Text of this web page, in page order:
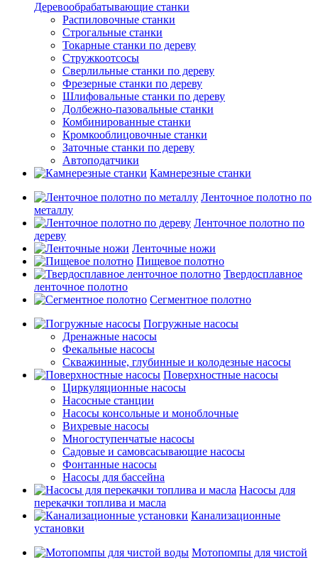
Деревообрабатывающие станки
Распиловочные станки
Строгальные станки
Токарные станки по дереву
Стружкоотсосы
Сверлильные станки по дереву
Фрезерные станки по дереву
Шлифовальные станки по дереву
Долбежно-пазовальные станки
Комбинированные станки
Кромкооблицовочные станки
Заточные станки по дереву
Автоподатчики
Камнерезные станки
Ленточное полотно по
металлу
Ленточное полотно по
дереву
Ленточные ножи
Пищевое полотно
Твердосплавное
ленточное полотно
Сегментное полотно
Погружные насосы
Дренажные насосы
Фекальные насосы
Скважинные, глубинные и колодезные насосы
Поверхностные насосы
Циркуляционные насосы
Насосные станции
Насосы консольные и моноблочные
Вихревые насосы
Многоступенчатые насосы
Садовые и самовсасывающие насосы
Фонтанные насосы
Насосы для бассейна
Насосы для
перекачки топлива и масла
Канализационные
установки
Мотопомпы для чистой